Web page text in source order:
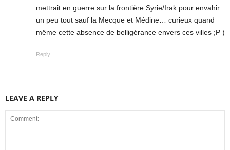
mettrait en guerre sur la frontière Syrie/Irak pour envahir
un peu tout sauf la Mecque et Médine… curieux quand
même cette absence de belligérance envers ces villes ;P )
Reply
LEAVE A REPLY